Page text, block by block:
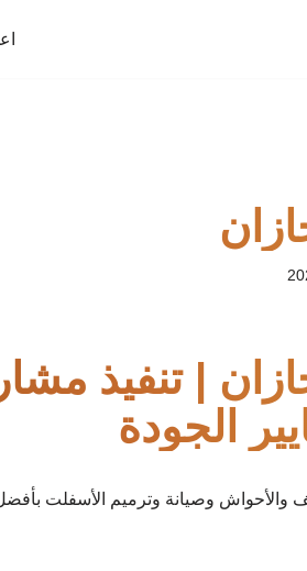
| تنفيذ
الجودة
والأحواش وصيانة وترميم الأسفلت